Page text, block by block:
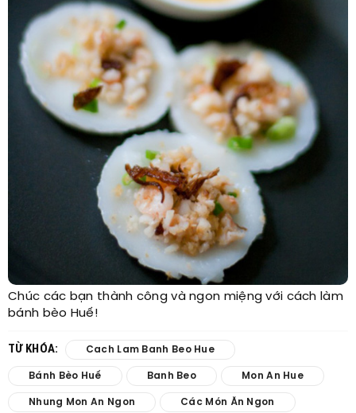
Chúc các bạn thành công và ngon miệng với cách làm
bánh bèo Huế!
TỪ KHÓA: Cach Lam Banh Beo Hue
Bánh Bèo Huế Banh Beo Mon An Hue
Nhung Mon An Ngon Các Món Ăn Ngon